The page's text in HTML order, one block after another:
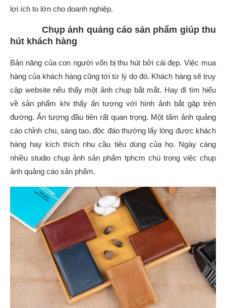
lợi ích to lớn cho doanh nghiệp.
Chụp ảnh quảng cáo sản phẩm giúp thu
hút khách hàng
Bản năng của con người vốn bị thu hút bởi cái đẹp. Việc mua
hàng của khách hàng cũng tới từ lý do đó. Khách hàng sẽ truy
cập website nếu thấy một ảnh chụp bắt mắt. Hay đi tìm hiểu
về sản phẩm khi thấy ấn tượng với hình ảnh bắt gặp trên
đường. Ấn tượng đầu tiên rất quan trọng. Một tấm ảnh quảng
cáo chỉnh chu, sáng tạo, độc đáo thường lấy lòng được khách
hàng hay kích thích nhu cầu tiêu dùng của họ. Ngày càng
nhiều studio chụp ảnh sản phẩm tphcm chú trọng việc chụp
ảnh quảng cáo sản phẩm.